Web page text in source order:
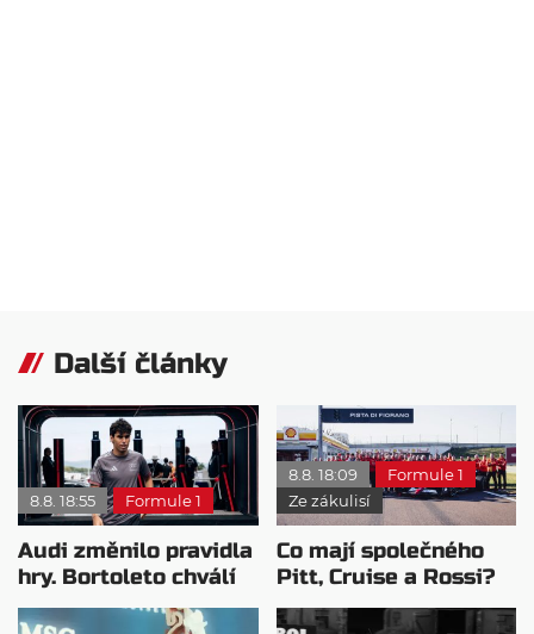
Další články
8.8. 18:55 Formule 1
Audi změnilo pravidla
hry. Bortoleto chválí
nový tým i jeho
8.8. 18:09
Formule 1
Ze zákulisí
Co mají společného
Pitt, Cruise a Rossi?
Všichni řídili